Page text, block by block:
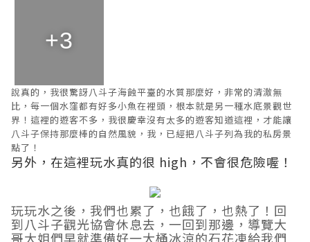
+3
說真的，我很驚訝八斗子海蝕平臺的水質那麼好，非常的清澈無
比，每一個水窪都有好多小魚在裡頭，根本就是另一種水底景觀世
界！這裡的遊客不多，我很慶幸沒有太多的遊客知道這裡，才能讓
八斗子保持那麼棒的自然風貌，我，已經把八斗子列為我的私房景
點了！
另外，在這裡玩水真的很 high，不會很危險喔！
玩玩水之後，我們也累了，也餓了，也熱了！回
到八斗子觀光協會休息去，一回到那邊，導覽大
哥大姐們早就準備好一大桶冰涼的石花凍給我們